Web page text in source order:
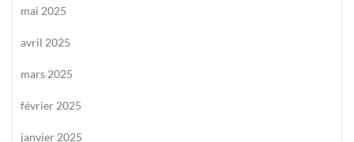
mai 2025
avril 2025
mars 2025
février 2025
janvier 2025